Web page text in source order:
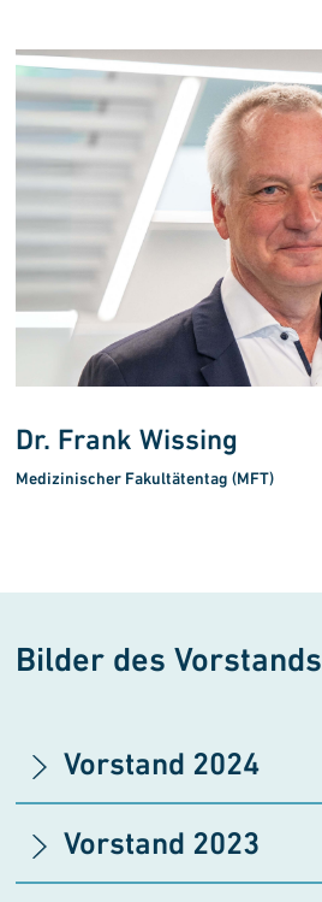
Dr. Frank Wissing
Medizinischer Fakultätentag (MFT)
Bilder des Vorstands
Vorstand 2024
Vorstand 2023